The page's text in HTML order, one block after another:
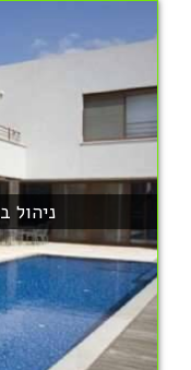
ניהול